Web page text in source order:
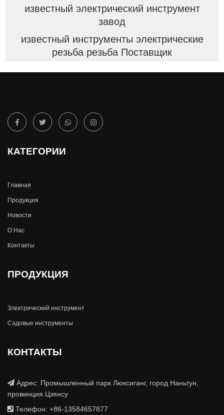
известный электрический инструмент
завод
известный инструменты электрические
резьба резьба Поставщик
КАТЕГОРИИ
Главная
Продукция
Новости
О Hас
Контакты
ПРОДУКЦИЯ
Злектрический инструмент
Садовые инструменты
КОНТАКТЫ
Адрес: Промышленный парк Люксиганг, город Наньтун,
провинция Цзянсу
Телефон: +86-13584657877